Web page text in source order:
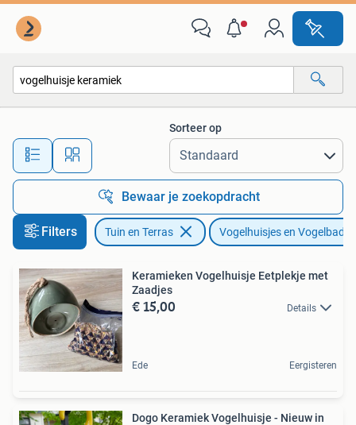
Alle afstanden…
Sorteer op
Bewaar je zoekopdracht
Filters Tuin en Terras Vogelhuisjes en Vogelbaden
Keramieken Vogelhuisje Eetplekje met
Zaadjes
€ 15,00 Details
Ede Eergisteren
Dogo Keramiek Vogelhuisje - Nieuw in